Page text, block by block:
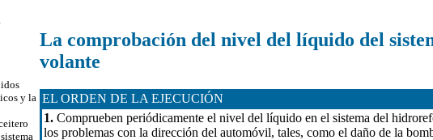
y la
La comprobación del nivel del líquido del
volante
EL ORDEN DE LA EJECUCIÓN
1. Comprueben periódicamente el nivel del líquido en el sistema del
los problemas con la dirección del automóvil, tales, como el daño de la